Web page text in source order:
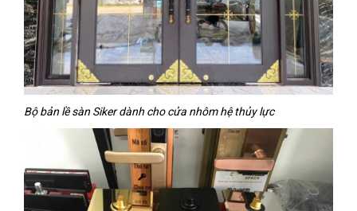
Bộ bản lề sàn Siker dành cho cửa nhôm hệ thủy lực